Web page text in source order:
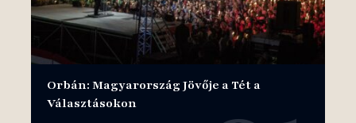
Orbán: Magyarország Jövője a Tét a
Választásokon